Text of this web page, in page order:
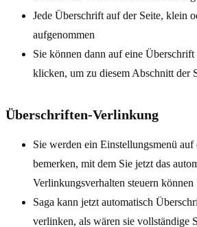
Jede Überschrift auf der Seite, klein
aufgenommen
Sie können dann auf eine
klicken, um zu diesem Abschnitt der
Überschriften-Verlinkung
Sie werden ein Einstellungsmenü auf
bemerken, mit dem Sie jetzt das
Verlinkungsverhalten steuern können
Saga kann jetzt automatisch
verlinken, als wären sie vollständige